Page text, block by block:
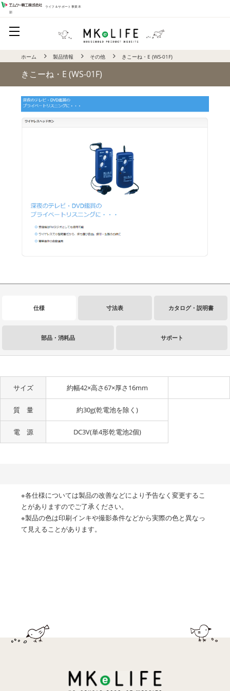
ライフ＆サポート事業本
部
ホーム 製品情報 その他 きこーね・E (WS-01F)
きこーね・E (WS-01F)
仕様 寸法表 カタログ・説明書
部品・消耗品 サポート
サイズ 約幅42×高さ67×厚さ16mm
質 量 約30g(乾電池を除く)
電 源 DC3V(単4形乾電池2個)
※各仕様については製品の改善などにより予告なく変更するこ
とがありますのでご了承ください。
※製品の色は印刷インキや撮影条件などから実際の色と異なっ
て見えることがあります。